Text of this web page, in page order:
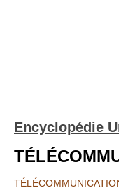
Encyclopédie